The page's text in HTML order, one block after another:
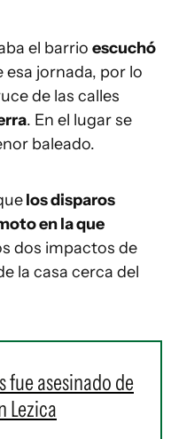
el barrio escuchó
esa jornada, por lo
de las calles
. En el lugar se
baleado.
los disparos
en la que
dos impactos de
la casa cerca del
fue asesinado de
Lezica